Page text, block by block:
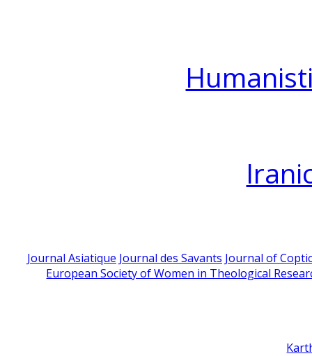
Journal Asiatique Journal des Savants Journal of
European Society of Women in Theological